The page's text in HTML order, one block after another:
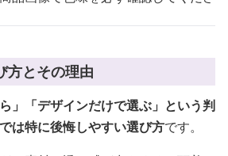
方とその理由
」「デザインだけで選ぶ」という判
は特に後悔しやすい選び方です。